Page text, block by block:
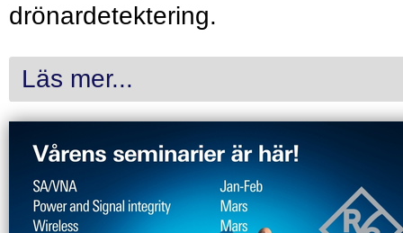
drönardetektering.
Läs mer...